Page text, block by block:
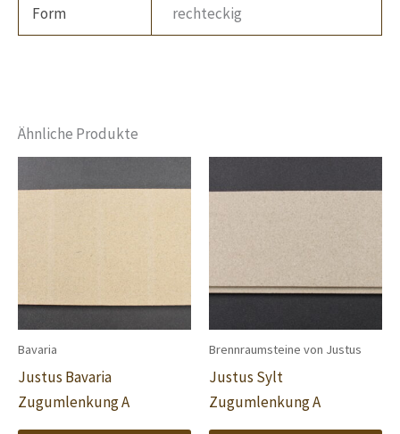
Form rechteckig
Ähnliche Produkte
Bavaria
Justus Bavaria
Zugumlenkung A
Brennraumsteine von Justus
Justus Sylt
Zugumlenkung A